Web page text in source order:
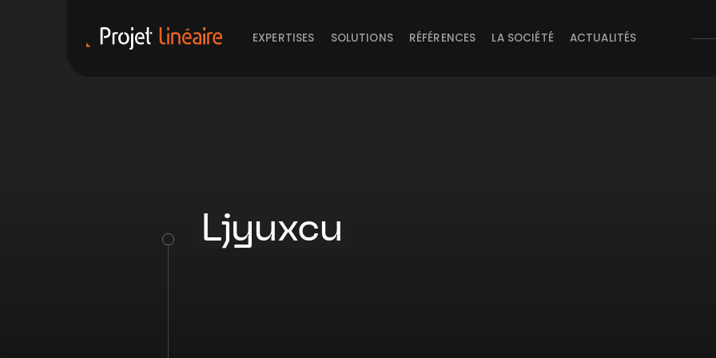
EXPERTISES SOLUTIONS RÉFÉRENCES LA SOCIÉTÉ ACTUALITÉS
Ljyuxcu